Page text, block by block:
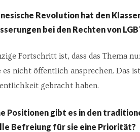
Revolution hat den
bei den Rechten von
Fortschritt ist, dass das Thema
nicht öffentlich ansprechen. Das
gebracht haben.
Positionen gibt es in den
Befreiung für sie eine Priorität?